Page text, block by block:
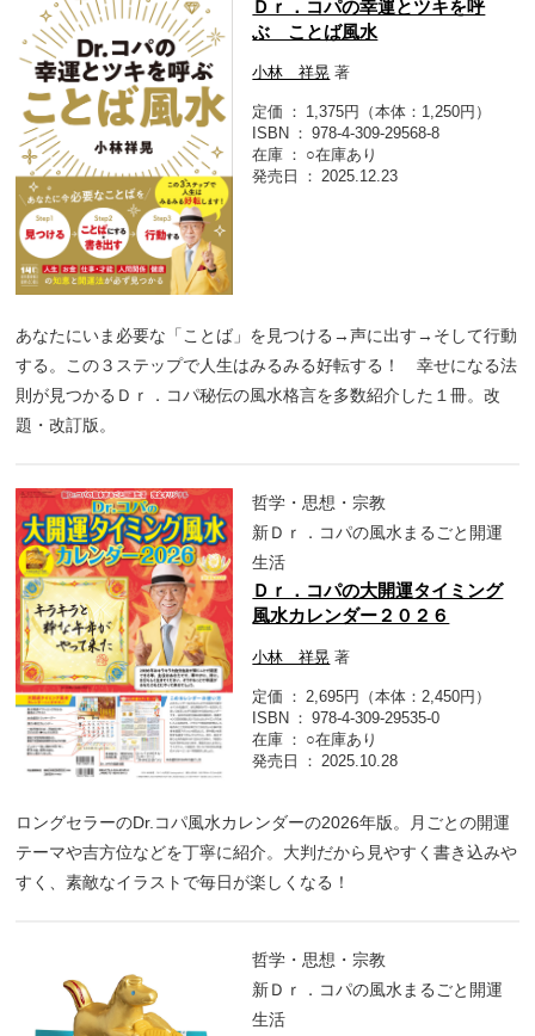
Ｄｒ．コパの幸運とツキを呼
ぶ ことば風水
小林 祥晃 著
定価
1,375円（本体：1,250円）
ISBN
978-4-309-29568-8
在庫
○在庫あり
発売日
2025.12.23
あなたにいま必要な「ことば」を見つける→声に出す→そして行動
する。この３ステップで人生はみるみる好転する！ 幸せになる法
則が見つかるＤｒ．コパ秘伝の風水格言を多数紹介した１冊。改
題・改訂版。
哲学・思想・宗教
新Ｄｒ．コパの風水まるごと開運
生活
Ｄｒ．コパの大開運タイミング
風水カレンダー２０２６
小林 祥晃 著
定価
2,695円（本体：2,450円）
ISBN
978-4-309-29535-0
在庫
○在庫あり
発売日
2025.10.28
ロングセラーのDr.コパ風水カレンダーの2026年版。月ごとの開運
テーマや吉方位などを丁寧に紹介。大判だから見やすく書き込みや
すく、素敵なイラストで毎日が楽しくなる！
哲学・思想・宗教
新Ｄｒ．コパの風水まるごと開運
生活